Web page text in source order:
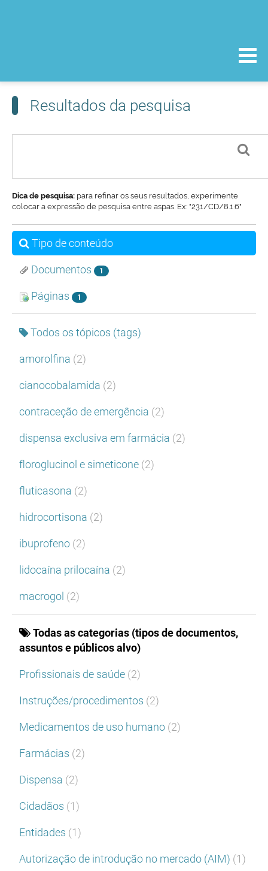
Resultados da pesquisa
Dica de pesquisa: para refinar os seus resultados, experimente
colocar a expressão de pesquisa entre aspas. Ex: "231/CD/8.1.6"
Tipo de conteúdo
Documentos 1
Páginas 1
Todos os tópicos (tags)
amorolfina (2)
cianocobalamida (2)
contraceção de emergência (2)
dispensa exclusiva em farmácia (2)
floroglucinol e simeticone (2)
fluticasona (2)
hidrocortisona (2)
ibuprofeno (2)
lidocaína prilocaína (2)
macrogol (2)
Todas as categorias (tipos de documentos,
assuntos e públicos alvo)
Profissionais de saúde (2)
Instruções/procedimentos (2)
Medicamentos de uso humano (2)
Farmácias (2)
Dispensa (2)
Cidadãos (1)
Entidades (1)
Autorização de introdução no mercado (AIM) (1)